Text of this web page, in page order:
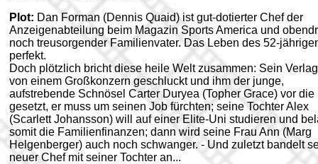
Plot: Dan Forman (Dennis Quaid) ist gut-dotierter Chef der
Anzeigenabteilung beim Magazin Sports America und
noch treusorgender Familienvater. Das Leben des 52-
perfekt.
Doch plötzlich bricht diese heile Welt zusammen: Sein
von einem Großkonzern geschluckt und ihm der junge,
aufstrebende Schnösel Carter Duryea (Topher Grace) vor die
gesetzt, er muss um seinen Job fürchten; seine Tochter Alex
(Scarlett Johansson) will auf einer Elite-Uni studieren und
somit die Familienfinanzen; dann wird seine Frau Ann (Marg
Helgenberger) auch noch schwanger. - Und zuletzt bandelt
neuer Chef mit seiner Tochter an...